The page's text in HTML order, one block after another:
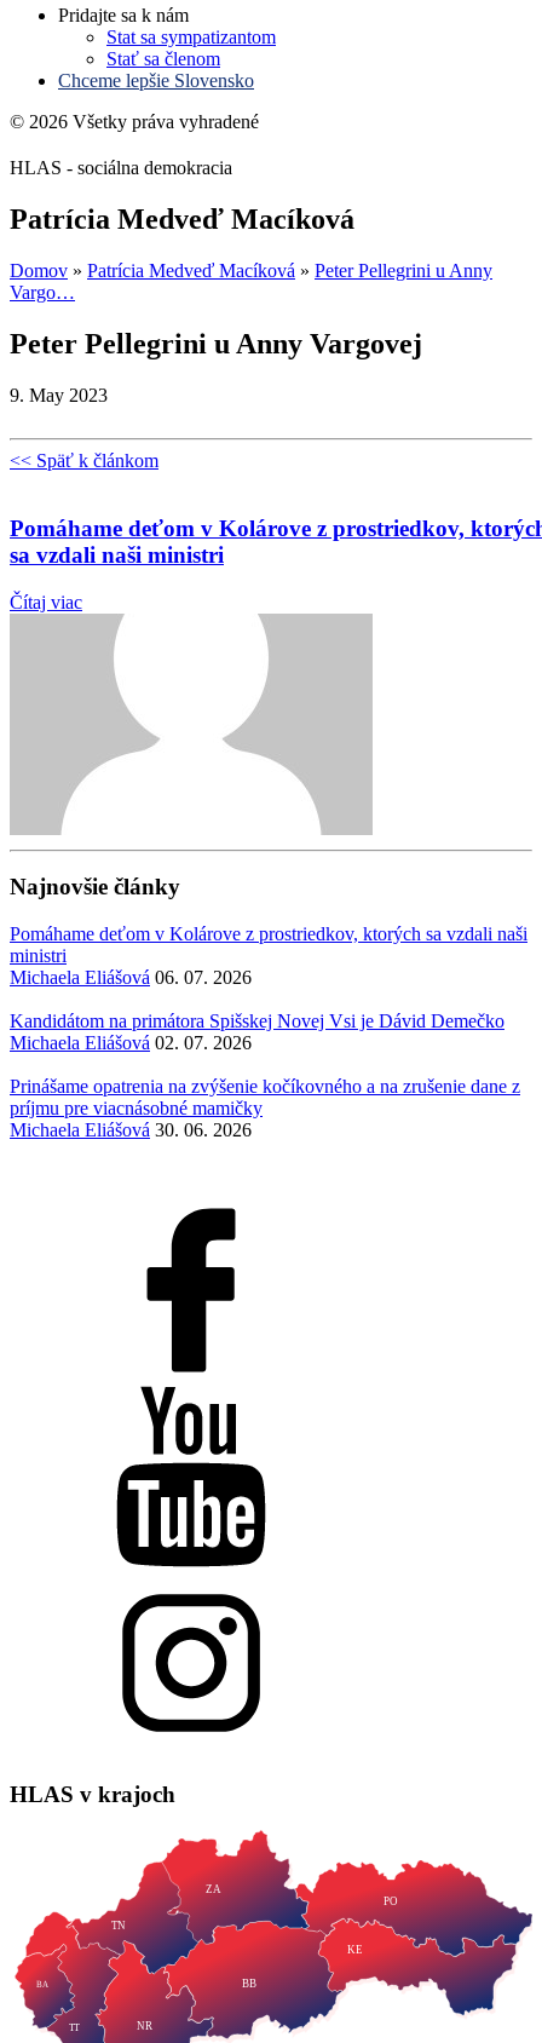
Pridajte sa k nám
Stat sa sympatizantom
Stať sa členom
Chceme lepšie Slovensko
© 2026 Všetky práva vyhradené
HLAS - sociálna demokracia
Patrícia Medveď Macíková
Domov » Patrícia Medveď Macíková » Peter Pellegrini u Anny
Vargo…
Peter Pellegrini u Anny Vargovej
9. May 2023
<< Späť k článkom
Pomáhame deťom v Kolárove z prostriedkov,
sa vzdali naši ministri
Čítaj viac
Najnovšie články
Pomáhame deťom v Kolárove z prostriedkov, ktorých sa vzdali naši
ministri
Michaela Eliášová 06. 07. 2026
Kandidátom na primátora Spišskej Novej Vsi je Dávid Demečko
Michaela Eliášová 02. 07. 2026
Prinášame opatrenia na zvýšenie kočíkovného a na zrušenie dane z
príjmu pre viacnásobné mamičky
Michaela Eliášová 30. 06. 2026
HLAS v krajoch
TT NR
TN
ZA
BB
PO
KE
BA